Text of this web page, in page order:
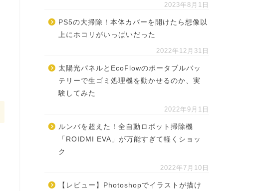
2023年8月1日
PS5の大掃除！本体カバーを開けたら想像以
上にホコリがいっぱいだった
2022年12月31日
太陽光パネルとEcoFlowのポータブルバッ
テリーで生ゴミ処理機を動かせるのか、実
験してみた
2022年9月1日
ルンバを超えた！全自動ロボット掃除機
「ROIDMI EVA」が万能すぎて軽くショッ
ク
2022年7月10日
【レビュー】Photoshopでイラストが描け